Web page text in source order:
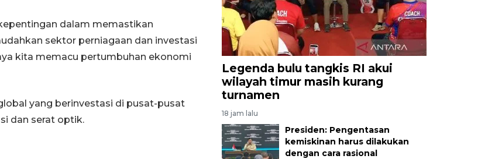
dalam memastikan
sektor perniagaan dan investasi
kita memacu pertumbuhan ekonomi
yang berinvestasi di pusat-pusat
dan serat optik.
Legenda bulu tangkis RI akui
wilayah timur masih kurang
turnamen
18 jam lalu
Presiden: Pengentasan
kemiskinan harus dilakukan
dengan cara rasional